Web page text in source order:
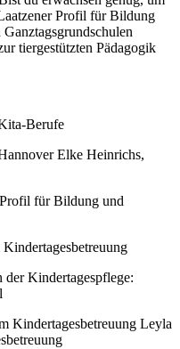
Profil für Bildung
tiergestützten Pädagogik
Berufe
Elke Heinrichs,
für Bildung und
Kindertagespflege:
Kindertagesbetreuung Leyla